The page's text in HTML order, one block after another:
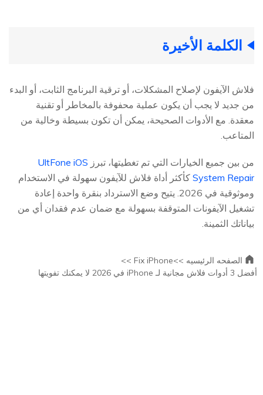
الكلمة الأخيرة
فلاش الآيفون لإصلاح المشكلات، أو ترقية البرنامج الثابت، أو البدء
من جديد لا يجب أن يكون عملية محفوفة بالمخاطر أو تقنية
معقدة. مع الأدوات الصحيحة، يمكن أن تكون بسيطة وخالية من
المتاعب.
من بين جميع الخيارات التي تم تغطيتها، تبرز UltFone iOS
System Repair كأكثر أداة فلاش للآيفون سهولة في الاستخدام
وموثوقية في 2026. يتيح وضع الاسترداد بنقرة واحدة إعادة
تشغيل الآيفونات المتوقفة بسهولة مع ضمان عدم فقدان أي من
بياناتك الثمينة.
الصفحه الرئيسيه >>Fix iPhone >>
أفضل 3 أدوات فلاش مجانية لـ iPhone في 2026 لا يمكنك تفويتها